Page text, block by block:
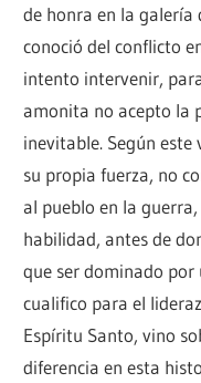
de honra en la galería
conoció del conflicto
intento intervenir,
amonita no acepto la
inevitable. Según este
su propia fuerza, no
al pueblo en la
habilidad, antes de
que ser dominado
cualifico para el
Espíritu Santo, vino
diferencia en esta